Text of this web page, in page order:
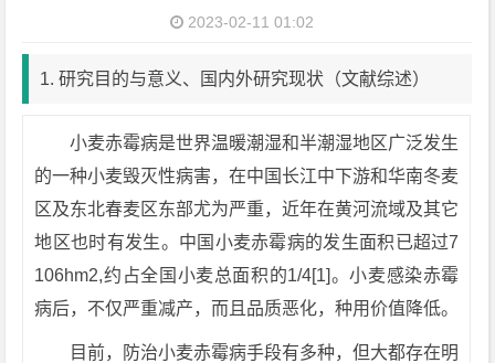
2023-02-11 01:02
1. 研究目的与意义、国内外研究现状（文献综述）
小麦赤霉病是世界温暖潮湿和半潮湿地区广泛发生
的一种小麦毁灭性病害，在中国长江中下游和华南冬麦
区及东北春麦区东部尤为严重，近年在黄河流域及其它
地区也时有发生。中国小麦赤霉病的发生面积已超过7
106hm2,约占全国小麦总面积的1/4[1]。小麦感染赤霉
病后，不仅严重减产，而且品质恶化，种用价值降低。
目前，防治小麦赤霉病手段有多种，但大都存在明